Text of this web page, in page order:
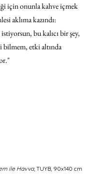
için onunla kahve içmek
aklıma kazındı:
bu kalıcı bir şey,
bilmem, etki altında
ile Havva, TUYB, 90x140 cm